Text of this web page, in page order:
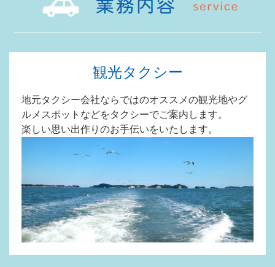
観光タクシー
地元タクシー会社ならではのオススメの観光地やグ
ルメスポットなどをタクシーでご案内します。
楽しい思い出作りのお手伝いをいたします。